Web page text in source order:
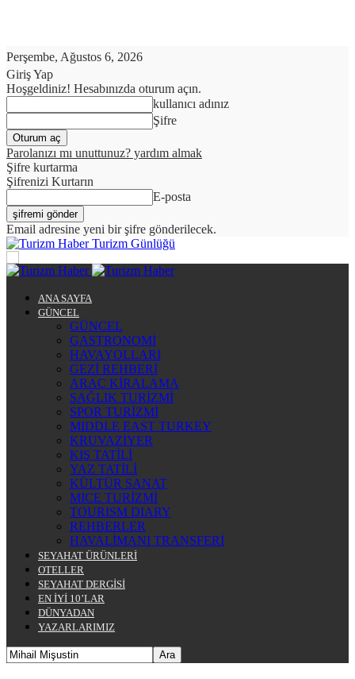
Perşembe, Ağustos 6, 2026
Giriş Yap
Hoşgeldiniz! Hesabınızda oturum açın.
kullanıcı adınız
Şifre
Parolanızı mı unuttunuz? yardım almak
Şifre kurtarma
Şifrenizi Kurtarın
E-posta
Email adresine yeni bir şifre gönderilecek.
Turizm Günlüğü
ANA SAYFA
GÜNCEL
GÜNCEL
GASTRONOMİ
HAVAYOLLARI
GEZİ REHBERİ
ARAÇ KİRALAMA
SAĞLIK TURİZMİ
SPOR TURİZMİ
MIDDLE EAST TURKEY
KRUVAZİYER
KIŞ TATİLİ
YAZ TATİLİ
KÜLTÜR SANAT
MICE TURİZMİ
TOURISM DIARY
REHBERLER
HAVALİMANI TRANSFERİ
SEYAHAT ÜRÜNLERİ
OTELLER
SEYAHAT DERGİSİ
EN İYİ 10’LAR
DÜNYADAN
YAZARLARIMIZ